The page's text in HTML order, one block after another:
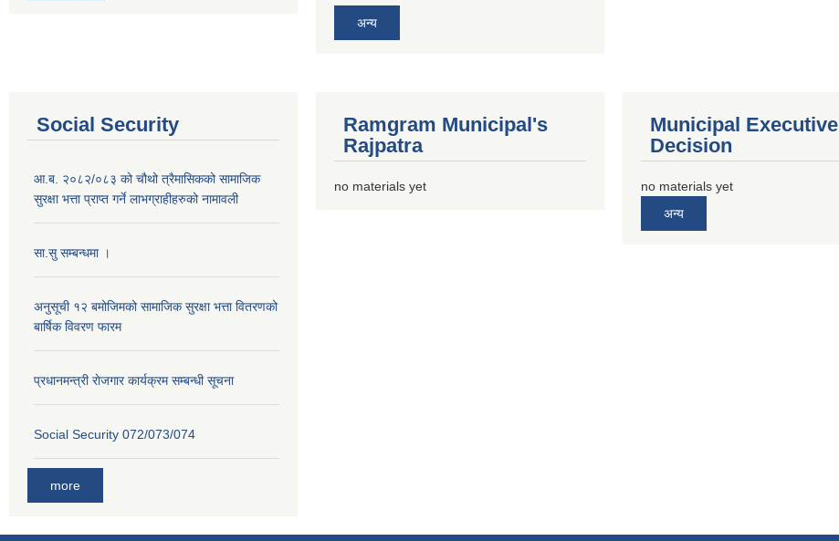
अन्य
Social Security
आ.ब. २०८२/०८३ को चौथो त्रैमासिकको सामाजिक
सुरक्षा भत्ता प्राप्त गर्ने लाभग्राहीहरुको नामावली
सा.सु सम्बन्धमा ।
अनुसूची १२ बमोजिमको सामाजिक सुरक्षा भत्ता वितरणको
बार्षिक विवरण फारम
प्रधानमन्त्री राेजगार कार्यक्रम सम्बन्धी सूचना
Social Security 072/073/074
more
Ramgram Municipal's
Rajpatra
no materials yet
Municipal Executive
Decision
no materials yet
अन्य